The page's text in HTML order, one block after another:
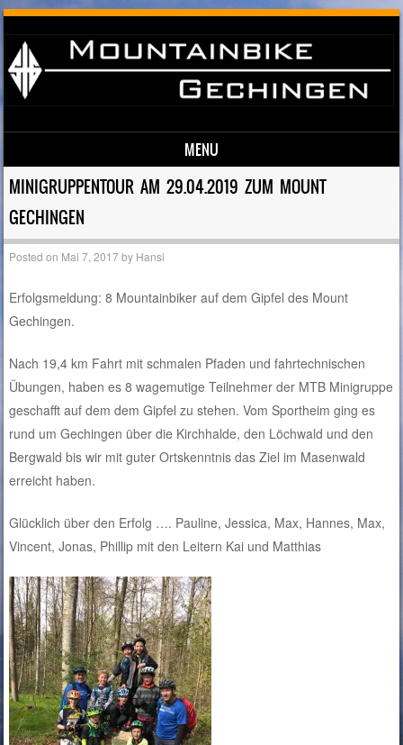
MENU
Skip to content
MINIGRUPPENTOUR AM 29.04.2019 ZUM MOUNT
GECHINGEN
Posted on Mai 7, 2017by Hansi
Erfolgsmeldung: 8 Mountainbiker auf dem Gipfel des Mount
Gechingen.
Nach 19,4 km Fahrt mit schmalen Pfaden und fahrtechnischen
Übungen, haben es 8 wagemutige Teilnehmer der MTB Minigruppe
geschafft auf dem dem Gipfel zu stehen. Vom Sportheim ging es
rund um Gechingen über die Kirchhalde, den Löchwald und den
Bergwald bis wir mit guter Ortskenntnis das Ziel im Masenwald
erreicht haben.
Glücklich über den Erfolg …. Pauline, Jessica, Max, Hannes, Max,
Vincent, Jonas, Phillip mit den Leitern Kai und Matthias